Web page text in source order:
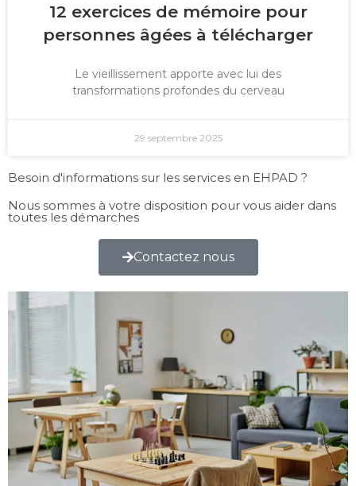
12 exercices de mémoire pour
personnes âgées à télécharger
Le vieillissement apporte avec lui des
transformations profondes du cerveau
29 septembre 2025
Besoin d'informations sur les services en EHPAD ?
Nous sommes à votre disposition pour vous aider dans
toutes les démarches
Contactez nous